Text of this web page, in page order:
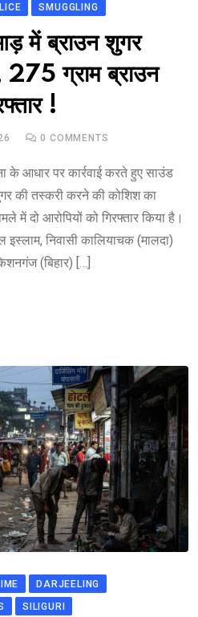
SMUGGLING
में ब्राउन शुगर
275 ग्राम ब्राउन
!
0 COMMENTS
के आधार पर कार्रवाई करते हुए साउंड
की तस्करी करने की कोशिश का
में दो आरोपियों को गिरफ्तार किया है।
इस्लाम, निवासी कालियाचक (मालदा)
(बिहार) […]
DARJEELING
SILIGURI